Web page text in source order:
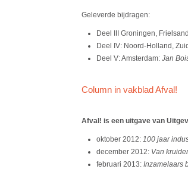
Geleverde bijdragen:
Deel III Groningen,
Deel IV: Noord-Holland,
Deel V: Amsterdam: Jan
Column in vakblad Afval!
Afval! is een uitgave van
oktober 2012: 100 jaar
december 2012: Van
februari 2013: Inzamelaars